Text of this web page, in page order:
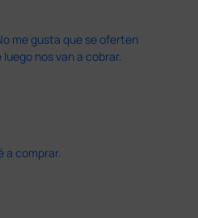
me gusta que se oferten
nos van a cobrar.
a comprar.